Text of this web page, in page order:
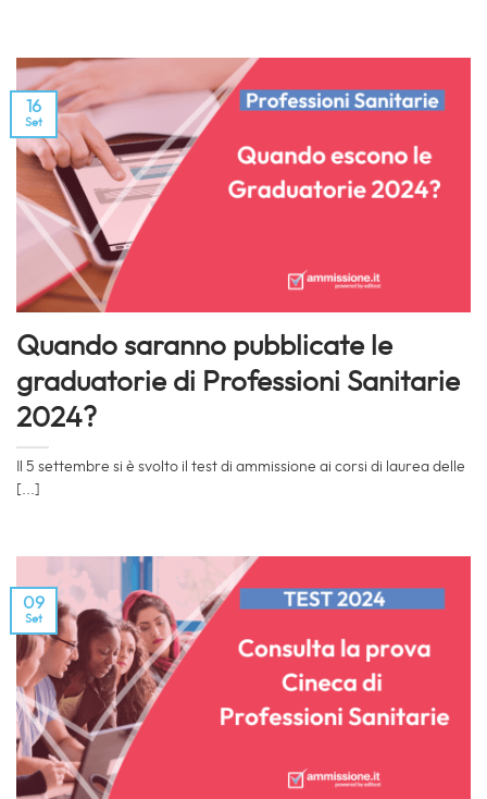
Quando saranno pubblicate le
graduatorie di Professioni Sanitarie
2024?
Il 5 settembre si è svolto il test di ammissione ai corsi di laurea delle
[...]
16
Set
09
Set